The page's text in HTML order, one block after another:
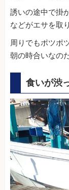
誘いの途中で掛
などがエサを取
周りでもポツポ
朝の時合いなのだ
食いが渋